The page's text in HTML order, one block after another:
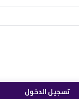
تسجيل الدخول